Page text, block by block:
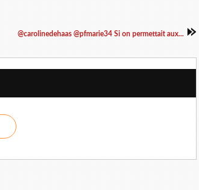
@carolinedehaas @pfmarie34 Si on permettait aux...